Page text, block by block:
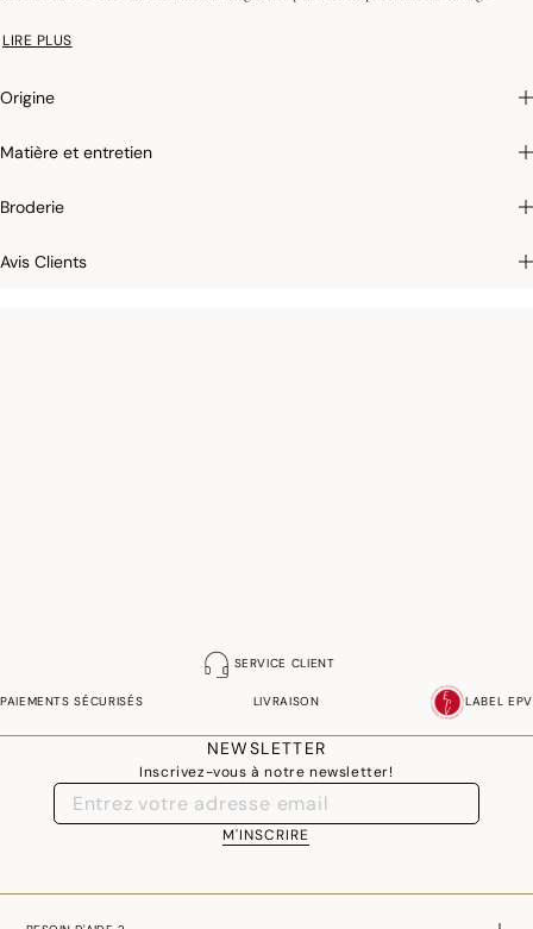
accessoire indispensable dans votre cuisine.
Photographies :
les photographies sont les plus fidèles possibles mais ne peuvent
concerne les couleurs.
LIRE PLUS
Origine
Matière et entretien
Broderie
Avis Clients
SERVICE CLIENT
PAIEMENTS SÉCURISÉS LIVRAISON LABEL EPV
NEWSLETTER
Inscrivez-vous à notre newsletter!
M'INSCRIRE